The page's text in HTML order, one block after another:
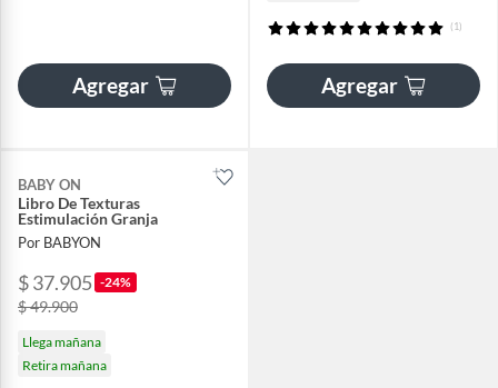
Agregar
(1)
Agregar
BABY ON
Libro De Texturas
Estimulación Granja
Por BABYON
$ 37.905 -24%
$ 49.900
Llega mañana
Retira mañana